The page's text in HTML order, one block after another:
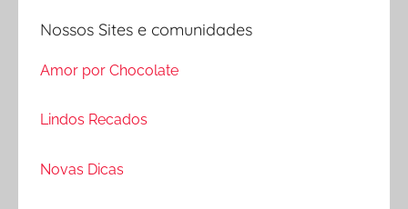
Nossos Sites e comunidades
Amor por Chocolate
Lindos Recados
Novas Dicas